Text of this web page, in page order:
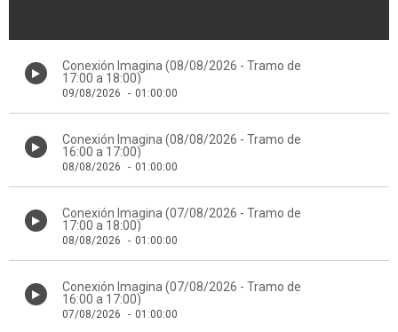
Conexión Imagina (08/08/2026 - Tramo de
17:00 a 18:00)
09/08/2026 - 01:00:00
Conexión Imagina (08/08/2026 - Tramo de
16:00 a 17:00)
08/08/2026 - 01:00:00
Conexión Imagina (07/08/2026 - Tramo de
17:00 a 18:00)
08/08/2026 - 01:00:00
Conexión Imagina (07/08/2026 - Tramo de
16:00 a 17:00)
07/08/2026 - 01:00:00